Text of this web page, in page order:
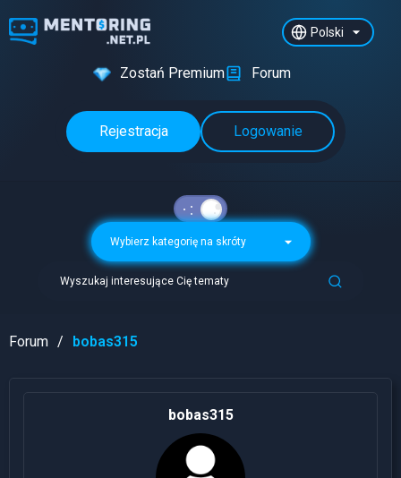
Polski
Zostań Premium Forum
Rejestracja Logowanie
Wybierz kategorię na skróty
Wyszukaj interesujące Cię tematy
Forum bobas315
bobas315